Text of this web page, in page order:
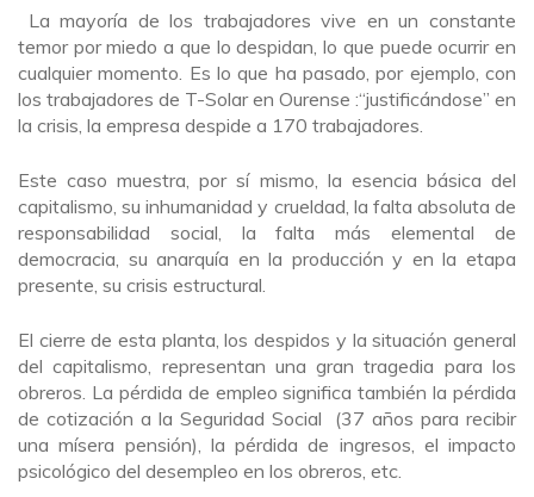
La mayoría de los trabajadores vive en un constante
temor por miedo a que lo despidan, lo que puede ocurrir en
cualquier momento. Es lo que ha pasado, por ejemplo, con
los trabajadores de T-Solar en Ourense :“justificándose” en
la crisis, la empresa despide a 170 trabajadores.
Este caso muestra, por sí mismo, la esencia básica del
capitalismo, su inhumanidad y crueldad, la falta absoluta de
responsabilidad social, la falta más elemental de
democracia, su anarquía en la producción y en la etapa
presente, su crisis estructural.
El cierre de esta planta, los despidos y la situación general
del capitalismo, representan una gran tragedia para los
obreros. La pérdida de empleo significa también la pérdida
de cotización a la Seguridad Social (37 años para recibir
una mísera pensión), la pérdida de ingresos, el impacto
psicológico del desempleo en los obreros, etc.